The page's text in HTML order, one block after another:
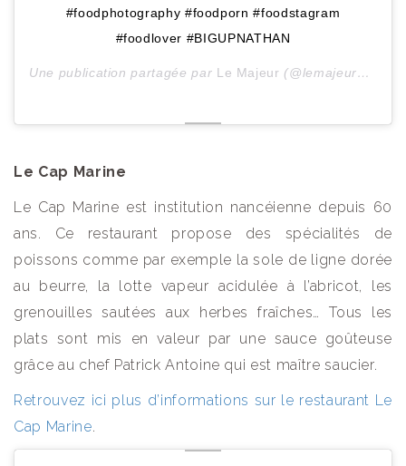
#foodphotography #foodporn #foodstagram
#foodlover #BIGUPNATHAN
Une publication partagée par Le Majeur (@lemajeurnancy) le
Le Cap Marine
Le Cap Marine est institution nancéienne depuis 60
ans. Ce restaurant propose des spécialités de
poissons comme par exemple la sole de ligne dorée
au beurre, la lotte vapeur acidulée à l’abricot, les
grenouilles sautées aux herbes fraîches… Tous les
plats sont mis en valeur par une sauce goûteuse
grâce au chef Patrick Antoine qui est maître saucier.
Retrouvez ici plus d’informations sur le restaurant Le
Cap Marine.